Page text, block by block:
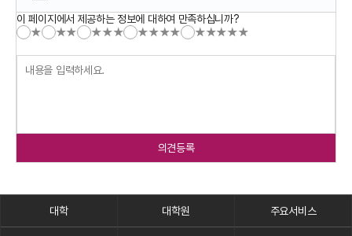
이 페이지에서 제공하는 정보에 대하여 만족하십니까?
★
★★ ★★★ ★★★★ ★★★★★
의견등록
대학 대학원 주요서비스